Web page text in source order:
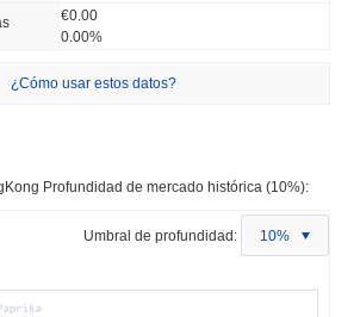
€0.00
0.00%
¿Cómo usar estos datos?
Profundidad de mercado histórica (10%):
Umbral de profundidad: 10%